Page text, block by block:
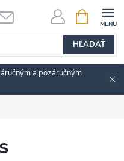
HĽADAŤ
KOŠÍK
a pozáručným